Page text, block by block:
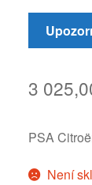
3
PSA
Není